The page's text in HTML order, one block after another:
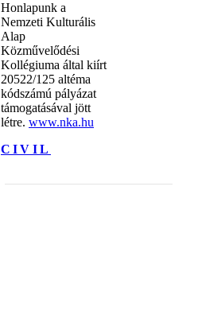
Honlapunk a
Nemzeti Kulturális
Alap
Közművelődési
Kollégiuma által kiírt
20522/125 altéma
kódszámú pályázat
támogatásával jött
létre. www.nka.hu
CIVIL